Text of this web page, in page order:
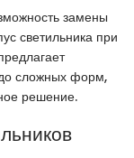
замены
светильника при
сложных форм,
решение.